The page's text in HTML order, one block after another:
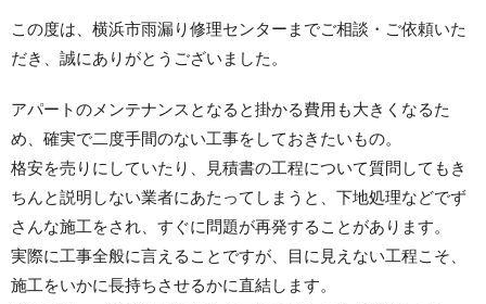
この度は、横浜市雨漏り修理センターまでご相談・ご依頼いた
だき、誠にありがとうございました。
アパートのメンテナンスとなると掛かる費用も大きくなるた
め、確実で二度手間のない工事をしておきたいもの。
格安を売りにしていたり、見積書の工程について質問してもき
ちんと説明しない業者にあたってしまうと、下地処理などでず
さんな施工をされ、すぐに問題が再発することがあります。
実際に工事全般に言えることですが、目に見えない工程こそ、
施工をいかに長持ちさせるかに直結します。